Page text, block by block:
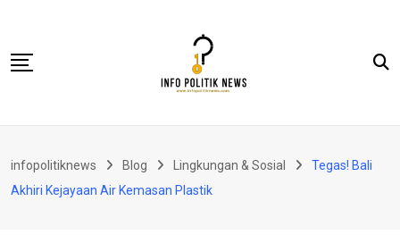
content
Politik & Hukum
infopolitiknews Blog Lingkungan & Sosial
Tegas! Bali
Akhiri Kejayaan Air Kemasan Plastik